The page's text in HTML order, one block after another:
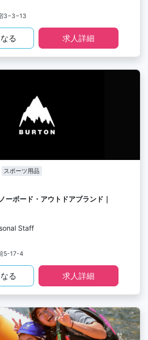
3−3−13
る 求人詳細
スポーツ用品
ーボード・アウトドアブランド｜
Staff
5-17-4
る 求人詳細